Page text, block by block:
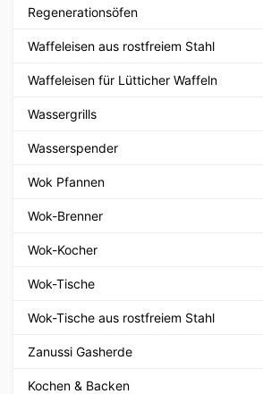
Regenerationsöfen
Waffeleisen aus rostfreiem Stahl
Waffeleisen für Lütticher Waffeln
Wassergrills
Wasserspender
Wok Pfannen
Wok-Brenner
Wok-Kocher
Wok-Tische
Wok-Tische aus rostfreiem Stahl
Zanussi Gasherde
Kochen & Backen